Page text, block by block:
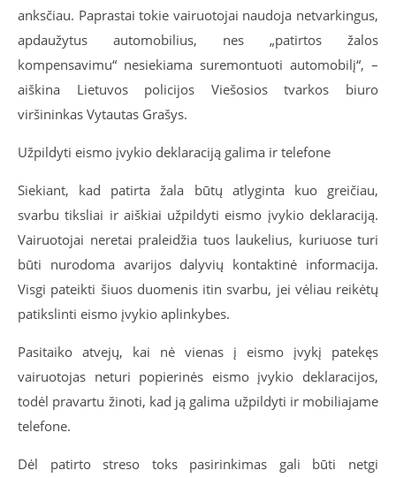
anksčiau. Paprastai tokie vairuotojai naudoja netvarkingus,
apdaužytus automobilius, nes „patirtos žalos
kompensavimu“ nesiekiama suremontuoti automobilį“, –
aiškina Lietuvos policijos Viešosios tvarkos biuro
viršininkas Vytautas Grašys.
Užpildyti eismo įvykio deklaraciją galima ir telefone
Siekiant, kad patirta žala būtų atlyginta kuo greičiau,
svarbu tiksliai ir aiškiai užpildyti eismo įvykio deklaraciją.
Vairuotojai neretai praleidžia tuos laukelius, kuriuose turi
būti nurodoma avarijos dalyvių kontaktinė informacija.
Visgi pateikti šiuos duomenis itin svarbu, jei vėliau reikėtų
patikslinti eismo įvykio aplinkybes.
Pasitaiko atvejų, kai nė vienas į eismo įvykį patekęs
vairuotojas neturi popierinės eismo įvykio deklaracijos,
todėl pravartu žinoti, kad ją galima užpildyti ir mobiliajame
telefone.
Dėl patirto streso toks pasirinkimas gali būti netgi